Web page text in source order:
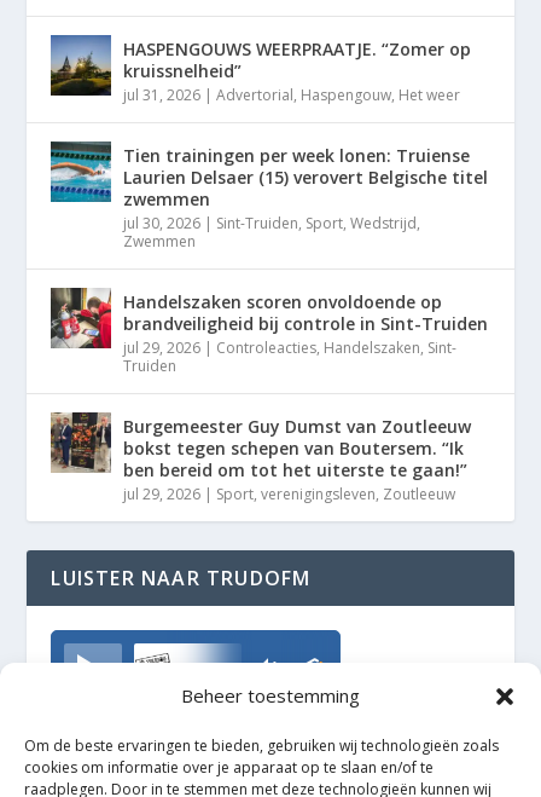
Beheer toestemming
Om de beste ervaringen te bieden, gebruiken wij technologieën zoals
cookies om informatie over je apparaat op te slaan en/of te
raadplegen. Door in te stemmen met deze technologieën kunnen wij
HASPENGOUWS WEERPRAATJE. “Zomer op
kruissnelheid”
jul 31, 2026 |Advertorial, Haspengouw, Het weer
Tien trainingen per week lonen: Truiense
Laurien Delsaer (15) verovert Belgische titel
zwemmen
jul 30, 2026 | Sint-Truiden, Sport,Wedstrijd,
Zwemmen
Handelszaken scoren onvoldoende op
brandveiligheid bij controle in Sint-Truiden
jul 29, 2026 | Controleacties, Handelszaken, Sint-
Truiden
Burgemeester Guy Dumst van Zoutleeuw
bokst tegen schepen van Boutersem. “Ik
ben bereid om tot het uiterste te gaan!”
jul 29, 2026 | Sport,verenigingsleven, Zoutleeuw
LUISTER NAAR TRUDOFM
TrudoFM